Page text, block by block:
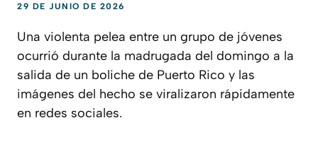
29 DE JUNIO DE 2026
Una violenta pelea entre un grupo de jóvenes
ocurrió durante la madrugada del domingo a la
salida de un boliche de Puerto Rico y las
imágenes del hecho se viralizaron rápidamente
en redes sociales.